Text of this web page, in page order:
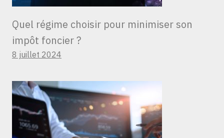
Quel régime choisir pour minimiser son
impôt foncier ?
8 juillet 2024